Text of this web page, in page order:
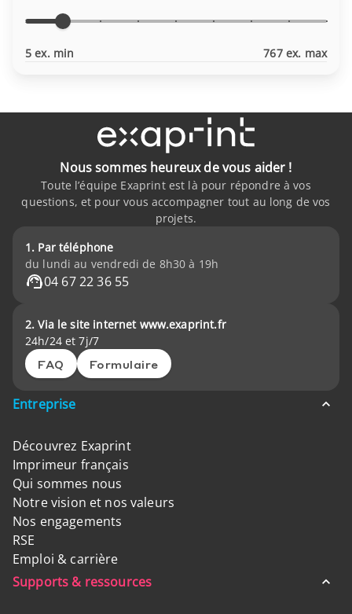
5 ex. min 767 ex. max
Nous sommes heureux de vous aider !
Toute l’équipe Exaprint est là pour répondre à vos
questions, et pour vous accompagner tout au long de vos
projets.
1. Par téléphone
du lundi au vendredi de 8h30 à 19h
04 67 22 36 55
2. Via le site internet www.exaprint.fr
24h/24 et 7j/7
FAQ Formulaire
Entreprise
Découvrez Exaprint
Imprimeur français
Qui sommes nous
Notre vision et nos valeurs
Nos engagements
RSE
Emploi & carrière
Supports & ressources